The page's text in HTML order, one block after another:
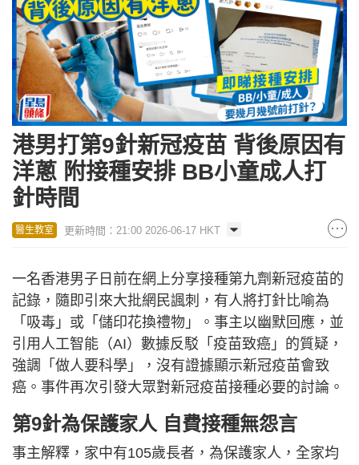
港男打第9針新冠疫苗 背後原因有
洋蔥 附接種安排 BB小童成人打
針時間
醫生教室 更新時間：21:00 2026-06-17 HKT
一名香港男子日前在網上分享接種第九劑新冠疫苗的
記錄，隨即引來大批網民諷刺，有人將打針比喻為
「吸毒」或「儲印花換禮物」。事主以幽默回應，並
引用人工智能（AI）數據反駁「疫苗致癌」的質疑，
強調「做人要科學」，沒有證據顯示新冠疫苗會致
癌。事件再次引發大眾對新冠疫苗接種必要的討論。
第9針為保護家人 自費接種無怨言
事主解釋，家中有105歲長者，為保護家人，全家均